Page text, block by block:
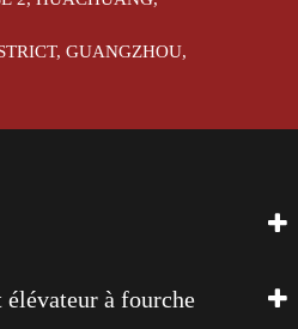
GUANGZHOU,
à fourche